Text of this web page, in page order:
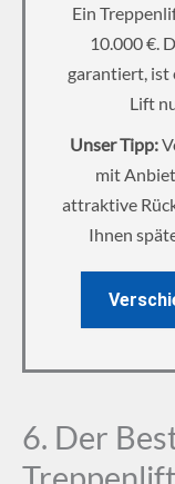
Ein
10.000 €.
garantiert, ist
Lift
Unser Tipp:
mit
attraktive
Ihnen
6. Der